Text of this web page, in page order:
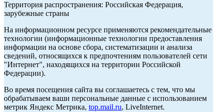
Территория распространения: Российская Федерация,
зарубежные страны
На информационном ресурсе применяются рекомендательные
технологии (информационные технологии предоставления
информации на основе сбора, систематизации и анализа
сведений, относящихся к предпочтениям пользователей сети
"Интернет", находящихся на территории Российской
Федерации).
Во время посещения сайта вы соглашаетесь с тем, что мы
обрабатываем ваши персональные данные с использованием
метрик Яндекс Метрика, top.mail.ru, LiveInternet.